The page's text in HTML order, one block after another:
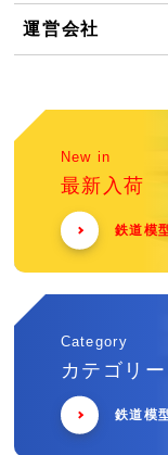
運営会社
New in
最新入荷
鉄道模
Category
カテゴリー
鉄道模